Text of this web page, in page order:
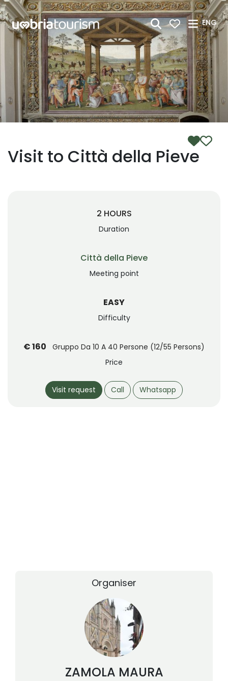
Skip to Main Content
ENG
Visit to Città della Pieve
2 HOURS
Duration
Città della Pieve
Meeting point
EASY
Difficulty
€ 160
Gruppo Da 10 A 40 Persone (12/55 Persons)
Price
Visit request Call Whatsapp
Organiser
ZAMOLA MAURA